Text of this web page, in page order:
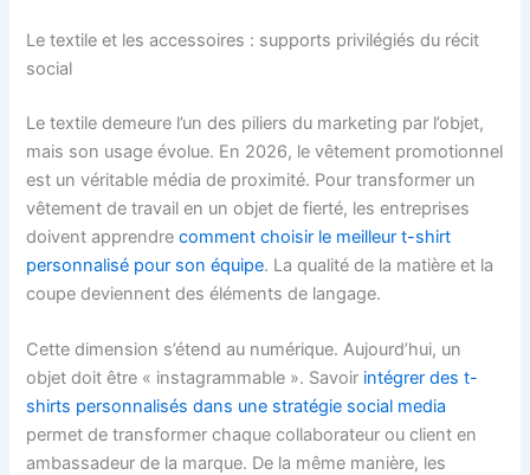
Le textile et les accessoires : supports privilégiés du récit
social
Le textile demeure l’un des piliers du marketing par l’objet,
mais son usage évolue. En 2026, le vêtement promotionnel
est un véritable média de proximité. Pour transformer un
vêtement de travail en un objet de fierté, les entreprises
doivent apprendrecomment choisir le meilleur t-shirt
personnalisé pour son équipe. La qualité de la matière et la
coupe deviennent des éléments de langage.
Cette dimension s’étend au numérique. Aujourd’hui, un
objet doit être « instagrammable ». Savoir intégrer des t-
shirts personnalisés dans une stratégie social media
permet de transformer chaque collaborateur ou client en
ambassadeur de la marque. De la même manière, les